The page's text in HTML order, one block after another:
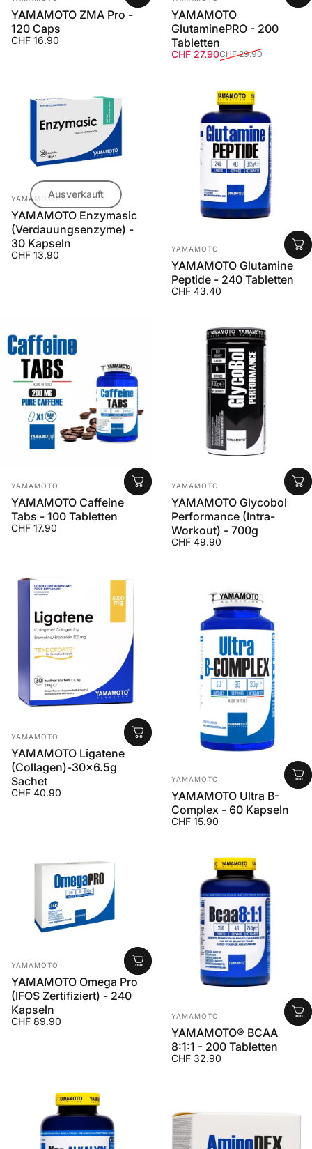
YAMAMOTO ZMA Pro -
120 Caps
CHF 16.90
YAMAMOTO
GlutaminePRO - 200
Tabletten
Verkaufspreis
CHF 27.90
Normaler Preis
CHF 29.90
Ausverkauft
Anbieter:
YAMAMOTO
YAMAMOTO Enzymasic
(Verdauungsenzyme) -
30 Kapseln
CHF 13.90
Anbieter:
YAMAMOTO
YAMAMOTO Glutamine
Peptide - 240 Tabletten
CHF 43.40
Anbieter:
YAMAMOTO
YAMAMOTO Caffeine
Tabs - 100 Tabletten
CHF 17.90
Anbieter:
YAMAMOTO
YAMAMOTO Glycobol
Performance (Intra-
Workout) - 700g
CHF 49.90
Anbieter:
YAMAMOTO
YAMAMOTO Ligatene
(Collagen)-30x6.5g
Sachet
CHF 40.90
Anbieter:
YAMAMOTO
YAMAMOTO Ultra B-
Complex - 60 Kapseln
CHF 15.90
Anbieter:
YAMAMOTO
YAMAMOTO Omega Pro
(IFOS Zertifiziert) - 240
Kapseln
CHF 89.90
Anbieter:
YAMAMOTO
YAMAMOTO® BCAA
8:1:1 - 200 Tabletten
CHF 32.90